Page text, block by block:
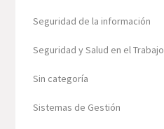
Seguridad de la información
Seguridad y Salud en el Trabajo
Sin categoría
Sistemas de Gestión